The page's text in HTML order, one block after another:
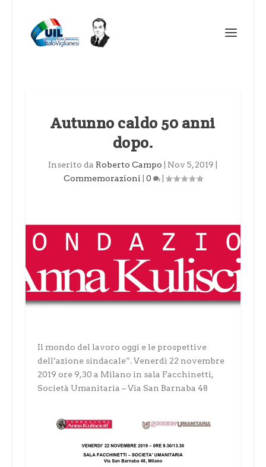
Autunno caldo 50 anni
dopo.
Inserito da Roberto Campo Nov 5, 2019
Commemorazioni
0 |
Il mondo del lavoro oggi e le prospettive
dell’azione sindacale”. Venerdì 22 novembre
2019 ore 9,30 a Milano in sala Facchinetti,
Società Umanitaria – Via San Barnaba 48